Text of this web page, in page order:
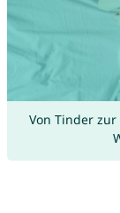
Von Tinder